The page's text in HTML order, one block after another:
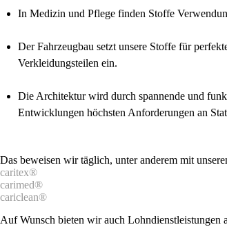
In Medizin und Pflege finden Stoffe
Der Fahrzeugbau setzt unsere Stoffe für
Verkleidungsteilen ein.
Die Architektur wird durch spannende und
Entwicklungen höchsten Anforderungen an
Das beweisen wir täglich, unter anderem mit
caritex®
carimed®
cariclean®
Auf Wunsch bieten wir auch Lohndienstleistungen